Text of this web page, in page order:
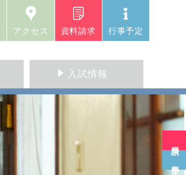
アクセス 資料請求 行事予定
入試情報